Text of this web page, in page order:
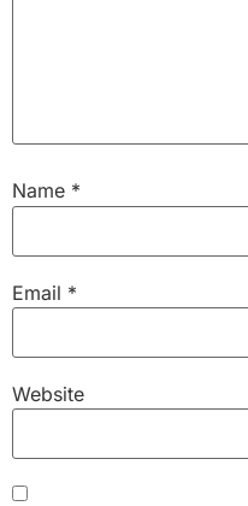
Name *
Email *
Website